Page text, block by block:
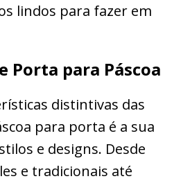
lindos para fazer em
Porta para Páscoa
distintivas das
para porta é a sua
e designs. Desde
e tradicionais até